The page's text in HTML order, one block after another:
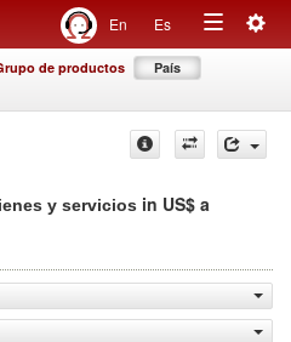
En Es
Toggle
de productos País
y servicios in US$ a